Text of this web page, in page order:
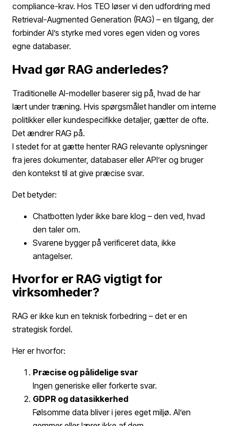
compliance-krav. Hos TEO løser vi den udfordring med
Retrieval-Augmented Generation (RAG) – en tilgang, der
forbinder AI’s styrke med vores egen viden og vores
egne databaser.
Hvad gør RAG anderledes?
Traditionelle AI-modeller baserer sig på, hvad de har
lært under træning. Hvis spørgsmålet handler om interne
politikker eller kundespecifikke detaljer, gætter de ofte.
Det ændrer RAG på.
I stedet for at gætte henter RAG relevante oplysninger
fra jeres dokumenter, databaser eller API’er og bruger
den kontekst til at give præcise svar.
Det betyder:
Chatbotten lyder ikke bare klog – den ved, hvad
den taler om.
Svarene bygger på verificeret data, ikke
antagelser.
Hvorfor er RAG vigtigt for
virksomheder?
RAG er ikke kun en teknisk forbedring – det er en
strategisk fordel.
Her er hvorfor:
Præcise og pålidelige svar
Ingen generiske eller forkerte svar.
GDPR og datasikkerhed
Følsomme data bliver i jeres eget miljø. AI’en